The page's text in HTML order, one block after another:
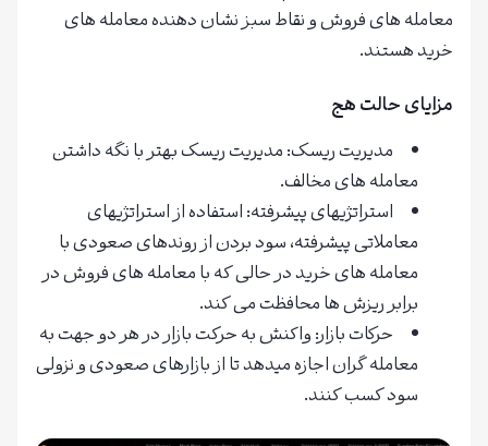
معامله های فروش و نقاط سبز نشان دهنده معامله های
خرید هستند.
مزایای حالت هج
مدیریت ریسک: مدیریت ریسک بهتر با نگه داشتن
معامله های مخالف.
استراتژیهای پیشرفته: استفاده از استراتژیهای
معاملاتی پیشرفته، سود بردن از روندهای صعودی با
معامله های خرید در حالی که با معامله های فروش در
برابر ریزش ها محافظت می کند.
حرکات بازار: واکنش به حرکت بازار در هر دو جهت به
معامله گران اجازه میدهد تا از بازارهای صعودی و نزولی
سود کسب کنند.